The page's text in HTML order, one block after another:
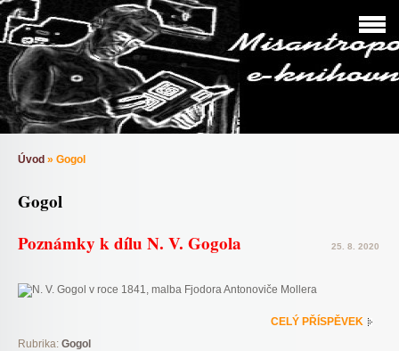
Úvod » Gogol
Gogol
Poznámky k dílu N. V. Gogola
25. 8. 2020
CELÝ PŘÍSPĚVEK
Rubrika: Gogol